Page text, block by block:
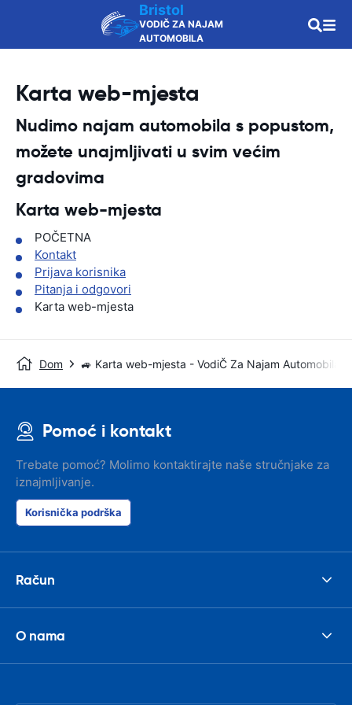
Bristol
VODIČ ZA NAJAM
AUTOMOBILA
Karta web-mjesta
Nudimo najam automobila s popustom,
možete unajmljivati u svim većim
gradovima
Karta web-mjesta
POČETNA
Kontakt
Prijava korisnika
Pitanja i odgovori
Karta web-mjesta
Dom 🚙 Karta web-mjesta - VodiČ Za Najam Automobila
Pomoć i kontakt
Trebate pomoć? Molimo kontaktirajte naše stručnjake za
iznajmljivanje.
Korisnička podrška
Račun
O nama